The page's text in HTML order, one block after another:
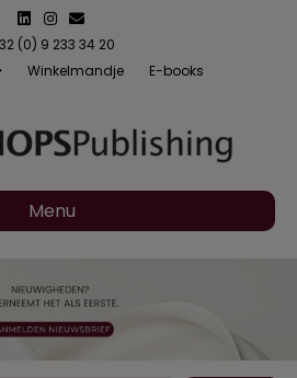
LinkedinInstagram
Email
(0) 9 233 34 20
Winkelmandje E-books
Menu